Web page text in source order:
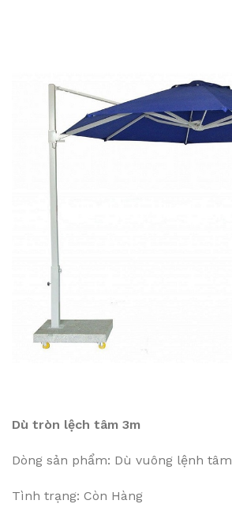
Dù tròn lệch tâm 3m
Dòng sản phẩm: Dù vuông lệnh tâm
Tình trạng: Còn Hàng